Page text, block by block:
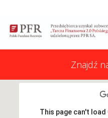
Znajdź
This page can't